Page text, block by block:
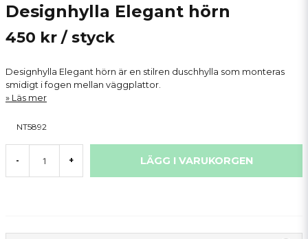
Designhylla Elegant hörn
450 kr / styck
Designhylla Elegant hörn är en stilren duschhylla som monteras
smidigt i fogen mellan väggplattor.
Läs mer
NT5892
- + LÄGG I VARUKORGEN